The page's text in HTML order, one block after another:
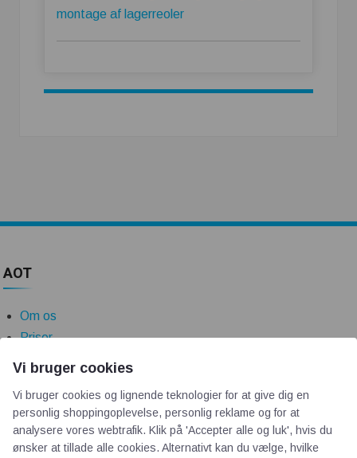
montage af lagerreoler
AOT
Om os
Priser
Persondata
Videncentre
Vi bruger cookies
Vi bruger cookies og lignende teknologier for at give dig en
personlig shoppingoplevelse, personlig reklame og for at
analysere vores webtrafik. Klik på 'Accepter alle og luk', hvis du
ønsker at tillade alle cookies. Alternativt kan du vælge, hvilke